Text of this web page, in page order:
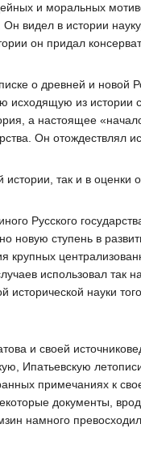
и моральных
видел в истории
он придал
о древней и новой
исходящую из
а настоящее
Он отождествлял
так и в
Русского
ступень в
использовал так
исторической науки
и своей
Ипатьевскую
примечаниях к
документы,
намного